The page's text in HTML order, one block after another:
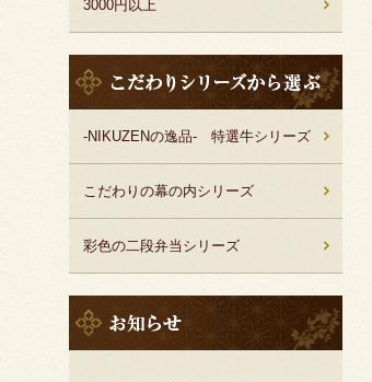
3000円以上
こ
だ
わ
り
シ
リ
ー
か
ら
選
ぶ
-NIKUZENの逸品- 特選牛シリーズ
こだわりの幕の内シリーズ
彩色の二段弁当シリーズ
お
知
ら